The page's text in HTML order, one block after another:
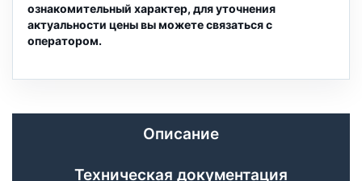
ознакомительный характер, для уточнения
актуальности цены вы можете связаться с
оператором.
Описание
Техническая документация